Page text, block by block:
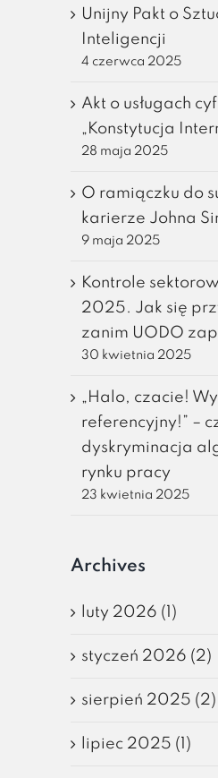
Unijny Pakt o
Inteligencji
4 czerwca 2025
Akt o usługach
„Konstytucja
28 maja 2025
O ramiączku do
karierze Johna
9 maja 2025
Kontrole
2025. Jak się
zanim UODO
30 kwietnia 2025
„Halo, czacie!
referencyjny!” –
dyskryminacja
rynku pracy
23 kwietnia 2025
Archives
luty 2026 (1)
styczeń 2026 (2)
sierpień 2025 (2)
lipiec 2025 (1)